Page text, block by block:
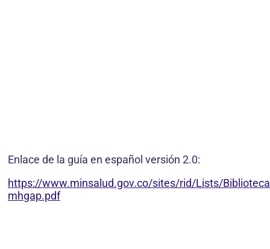
Enlace de la guía en español versión 2.0:
https://www.minsalud.gov.co/sites/rid/Lists/
mhgap.pdf